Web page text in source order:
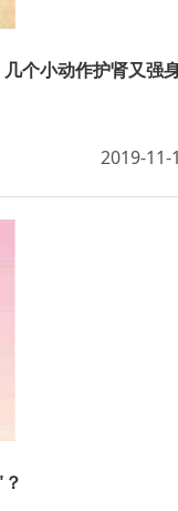
个小动作护肾又强
2019-11-